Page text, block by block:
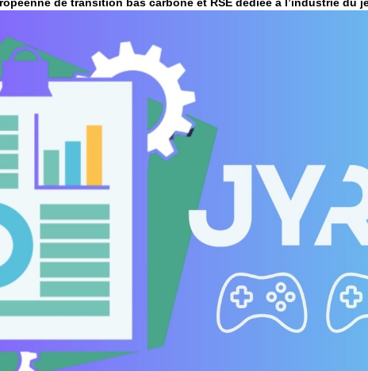
de transition bas carbone et RSE dédiée à l’industrie du